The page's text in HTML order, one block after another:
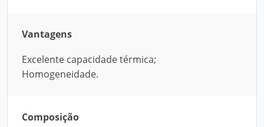
Vantagens
Excelente capacidade térmica;
Homogeneidade.
Composição